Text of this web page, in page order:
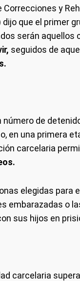
Correcciones y
dijo que el primer
serán aquellos
seguidos de
número de
en una primera
carcelaria
elegidas para
embarazadas o
sus hijos en
carcelaria